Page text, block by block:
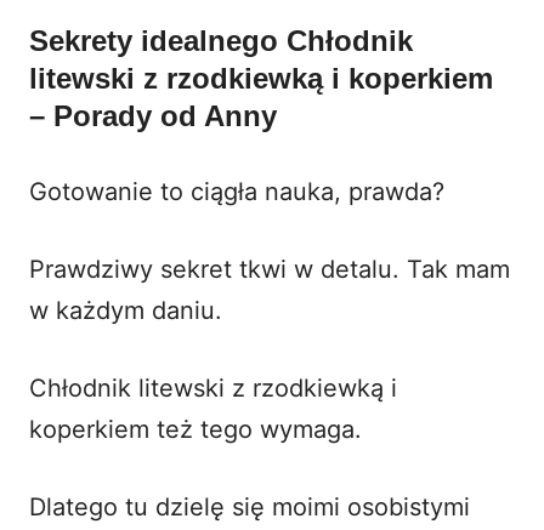
Sekrety idealnego Chłodnik
litewski z rzodkiewką i koperkiem
– Porady od Anny
Gotowanie to ciągła nauka, prawda?
Prawdziwy sekret tkwi w detalu. Tak mam
w każdym daniu.
Chłodnik litewski z rzodkiewką i
koperkiem też tego wymaga.
Dlatego tu dzielę się moimi osobistymi